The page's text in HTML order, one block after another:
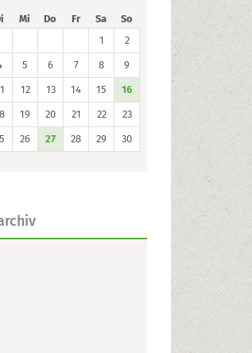
Mi Do Fr Sa
So
1
2
5 6 7 8 9
12 13 14 15 16
19 20 21 22 23
26 27 28 29 30